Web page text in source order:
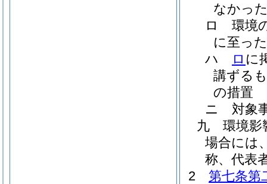
なかっ
ロ
環境
に至っ
ハ
ロ に
講ずる
の措置
ニ
対象
九
環境影
場合には
称、代表
2
第七条第